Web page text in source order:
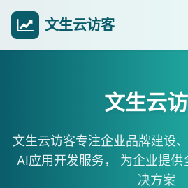
文生云访客
文生云
文生云访客专注企业品牌建设
AI应用开发服务，
为企业提供
决方案